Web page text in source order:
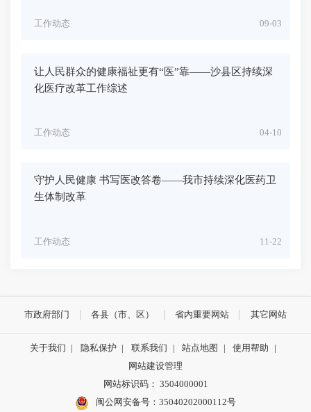
09-03
工作动态
让人民群众的健康福祉更有“医”靠——沙县区持续深
化医疗改革工作综述
04-10
工作动态
守护人民健康 书写医改答卷——我市持续深化医药卫
生体制改革
11-22
工作动态
市政府部门 各县（市、区） 省内重要网站 其它网站
关于我们 | 隐私保护 | 联系我们 | 站点地图 | 使用帮助
|
网站建设管理
网站标识码： 3504000001
闽公网安备号：35040202000112号